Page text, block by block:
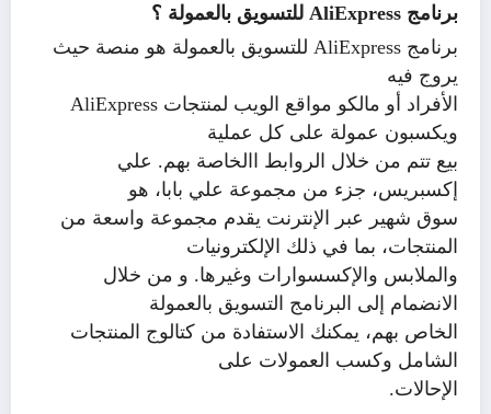
برنامج AliExpress للتسويق بالعمولة ؟
برنامج AliExpress للتسويق بالعمولة هو منصة حيث
يروج فيه
الأفراد أو مالكو مواقع الويب لمنتجات AliExpress
ويكسبون عمولة على كل عملية
بيع تتم من خلال الروابط االخاصة بهم. علي
إكسبريس، جزء من مجموعة علي بابا، هو
سوق شهير عبر الإنترنت يقدم مجموعة واسعة من
المنتجات، بما في ذلك الإلكترونيات
والملابس والإكسسوارات وغيرها. و من خلال
الانضمام إلى البرنامج التسويق بالعمولة
الخاص بهم، يمكنك الاستفادة من كتالوج المنتجات
الشامل وكسب العمولات على
الإحالات.